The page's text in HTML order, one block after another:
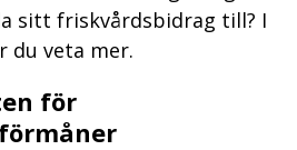
sitt friskvårdsbidrag till? I
du veta mer.
för